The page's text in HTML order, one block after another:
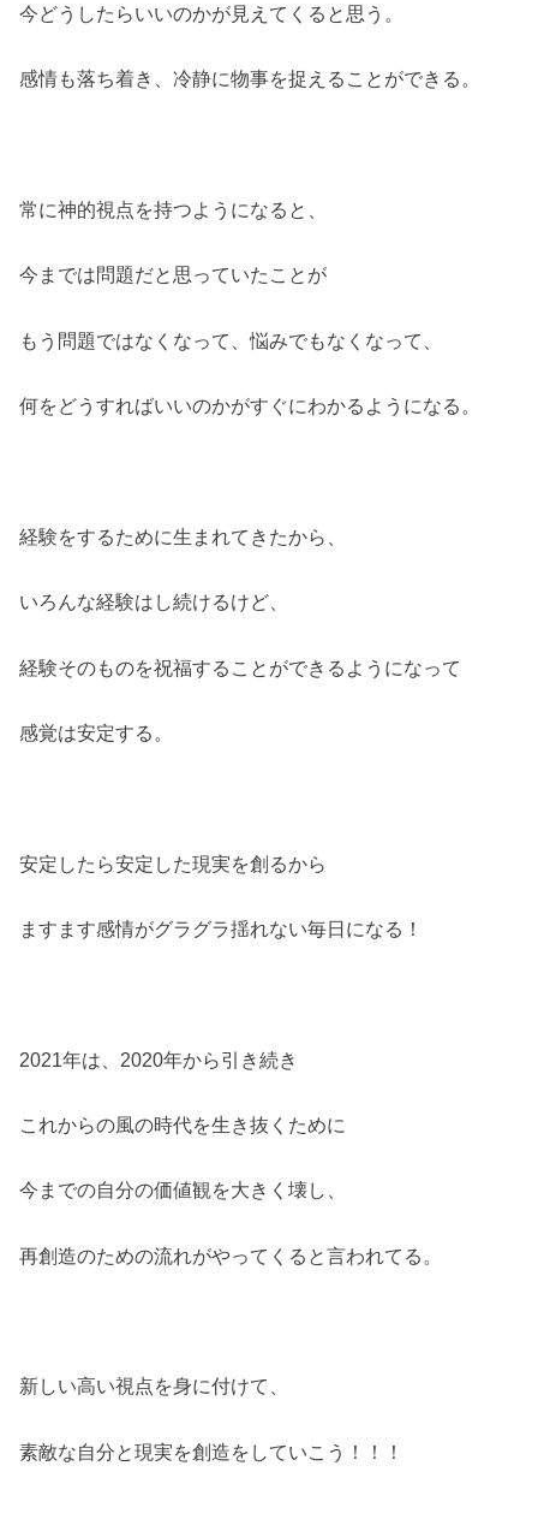
今どうしたらいいのかが見えてくると思う。
感情も落ち着き、冷静に物事を捉えることができる。
常に神的視点を持つようになると、
今までは問題だと思っていたことが
もう問題ではなくなって、悩みでもなくなって、
何をどうすればいいのかがすぐにわかるようになる。
経験をするために生まれてきたから、
いろんな経験はし続けるけど、
経験そのものを祝福することができるようになって
感覚は安定する。
安定したら安定した現実を創るから
ますます感情がグラグラ揺れない毎日になる！
2021年は、2020年から引き続き
これからの風の時代を生き抜くために
今までの自分の価値観を大きく壊し、
再創造のための流れがやってくると言われてる。
新しい高い視点を身に付けて、
素敵な自分と現実を創造をしていこう！！！